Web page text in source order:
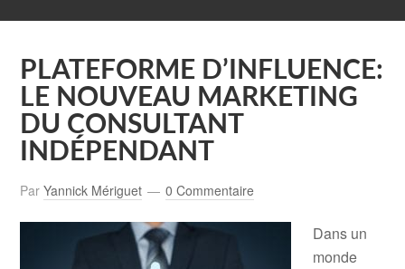
PLATEFORME D’INFLUENCE:
LE NOUVEAU MARKETING
DU CONSULTANT
INDÉPENDANT
ParYannick Mériguet 0 Commentaire
Dans un
monde